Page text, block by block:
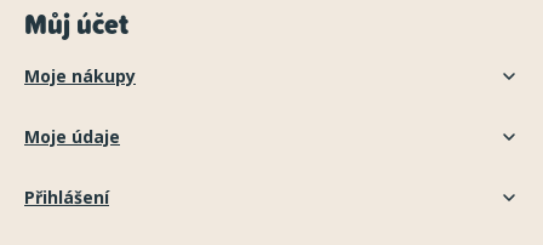
Můj účet
Moje nákupy
Moje údaje
Přihlášení